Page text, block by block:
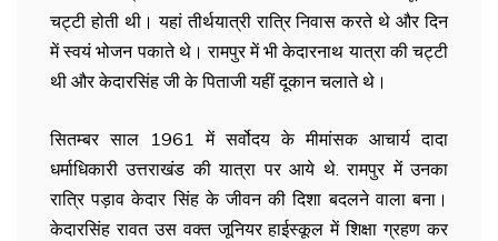
चट्टी होती थी। यहां तीर्थयात्री रात्रि निवास करते थे और दिन
में स्वयं भोजन पकाते थे। रामपुर में भी केदारनाथ यात्रा की चट्टी
थी और केदारसिंह जी के पिताजी यहीं दूकान चलाते थे।
सितम्बर साल 1961 में सर्वोदय के मीमांसक आचार्य दादा
धर्माधिकारी उत्तराखंड की यात्रा पर आये थे. रामपुर में उनका
रात्रि पड़ाव केदार सिंह के जीवन की दिशा बदलने वाला बना।
केदारसिंह रावत उस वक्त जूनियर हाईस्कूल में शिक्षा ग्रहण कर